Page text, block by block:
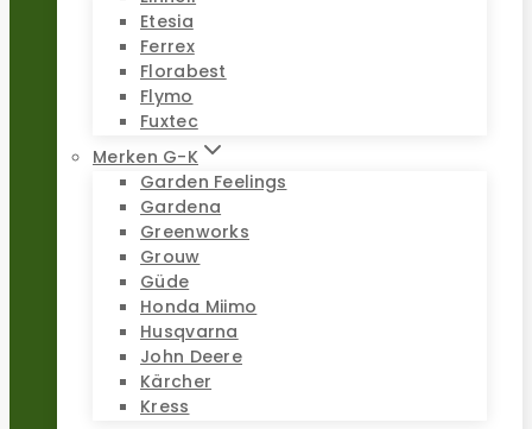
Etesia
Ferrex
Florabest
Flymo
Fuxtec
Merken G-K
Garden Feelings
Gardena
Greenworks
Grouw
Güde
Honda Miimo
Husqvarna
John Deere
Kärcher
Kress